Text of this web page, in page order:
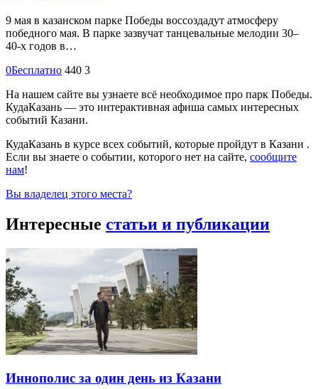
9 мая в казанском парке Победы воссоздадут атмосферу
победного мая. В парке зазвучат танцевальные мелодии 30–
40-х годов в…
0Бесплатно 440 3
На нашем сайте вы узнаете всё необходимое про парк Победы.
КудаКазань — это интерактивная афиша самых интересных
событий Казани.
КудаКазань в курсе всех событий, которые пройдут в Казани .
Если вы знаете о событии, которого нет на сайте, сообщите
нам!
Вы владелец этого места?
Интересные статьи и публикации
Иннополис за один день из Казани